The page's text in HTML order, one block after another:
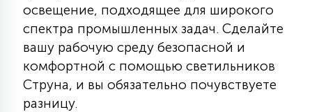
освещение, подходящее для широкого
спектра промышленных задач. Сделайте
вашу рабочую среду безопасной и
комфортной с помощью светильников
Струна, и вы обязательно почувствуете
разницу.